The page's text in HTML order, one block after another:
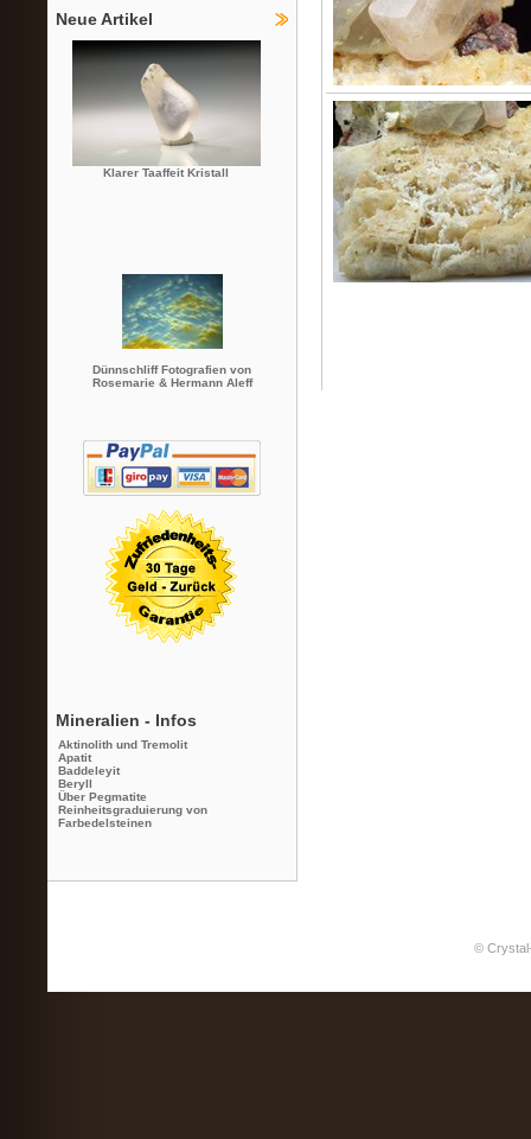
Neue Artikel
Klarer Taaffeit Kristall
Dünnschliff Fotografien von
Rosemarie & Hermann Aleff
Mineralien - Infos
Aktinolith und Tremolit
Apatit
Baddeleyit
Beryll
Über Pegmatite
Reinheitsgraduierung von
Farbedelsteinen
©